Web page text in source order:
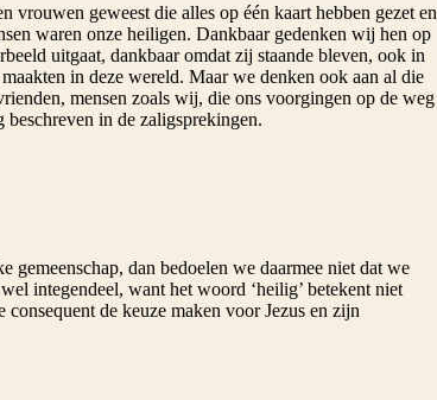
geweest die alles op één kaart hebben gezet en
waren onze heiligen. Dankbaar gedenken wij hen op
uitgaat, dankbaar omdat zij staande bleven, ook in
in deze wereld. Maar we denken ook aan al die
mensen zoals wij, die ons voorgingen op de weg
in de zaligsprekingen.
dan bedoelen we daarmee niet dat we
integendeel, want het woord ‘heilig’ betekent niet
de keuze maken voor Jezus en zijn